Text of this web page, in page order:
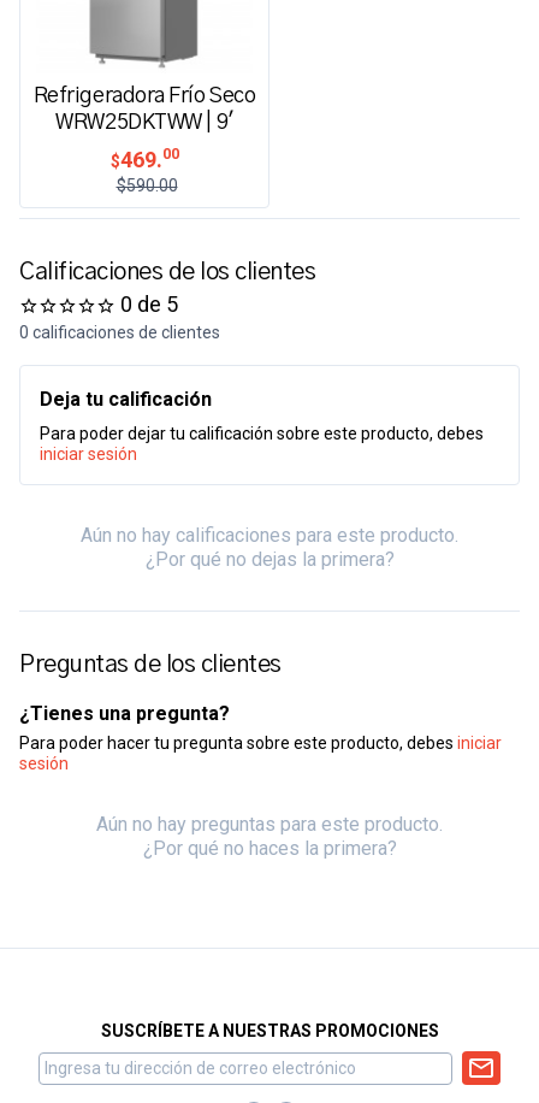
Refrigeradora Frío Seco
WRW25DKTWW | 9'
$469.00
$590.00
Calificaciones de los clientes
0 de 5
0 calificaciones de clientes
Deja tu calificación
Para poder dejar tu calificación sobre este producto, debes
iniciar sesión
Aún no hay calificaciones para este producto.
¿Por qué no dejas la primera?
Preguntas de los clientes
¿Tienes una pregunta?
Para poder hacer tu pregunta sobre este producto, debes iniciar
sesión
Aún no hay preguntas para este producto.
¿Por qué no haces la primera?
SUSCRÍBETE A NUESTRAS PROMOCIONES